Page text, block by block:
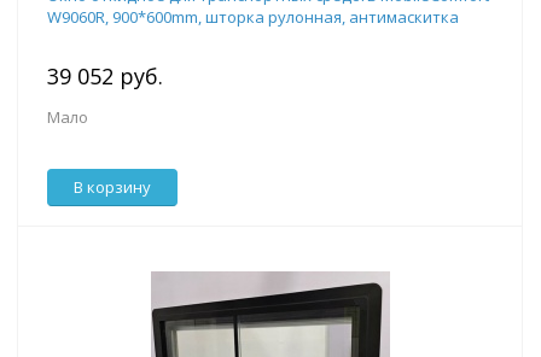
W9060R, 900*600mm, шторка рулонная, антимаскитка
39 052 руб.
Мало
В корзину